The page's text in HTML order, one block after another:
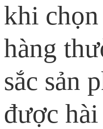
khi
hàng
sắc sản
được